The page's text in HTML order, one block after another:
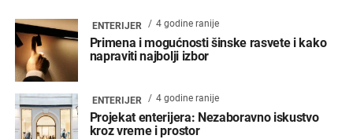
ENTERIJER 4 godine ranije
Primena i mogućnosti šinske rasvete i kako
napraviti najbolji izbor
ENTERIJER 4 godine ranije
Projekat enterijera: Nezaboravno iskustvo
kroz vreme i prostor